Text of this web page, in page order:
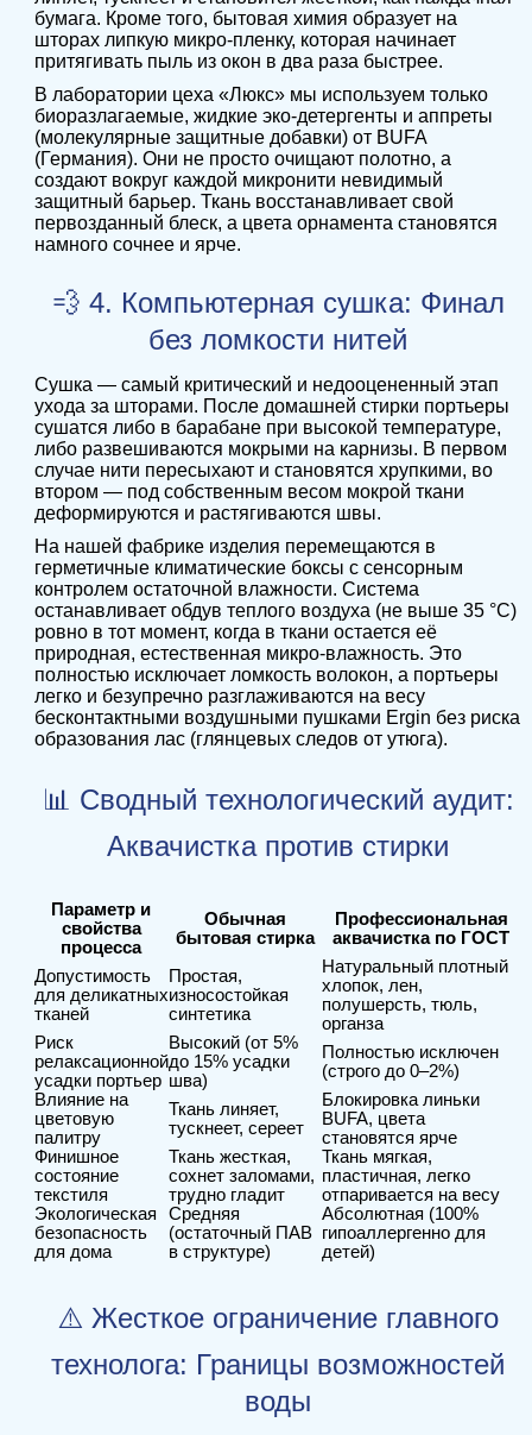
бумага. Кроме того, бытовая химия образует на
шторах липкую микро-пленку, которая начинает
притягивать пыль из окон в два раза быстрее.
В лаборатории цеха «Люкс» мы используем только
биоразлагаемые, жидкие эко-детергенты и аппреты
(молекулярные защитные добавки) от BUFA
(Германия). Они не просто очищают полотно, а
создают вокруг каждой микронити невидимый
защитный барьер. Ткань восстанавливает свой
первозданный блеск, а цвета орнамента становятся
намного сочнее и ярче.
💨 4. Компьютерная сушка: Финал
без ломкости нитей
Сушка — самый критический и недооцененный этап
ухода за шторами. После домашней стирки портьеры
сушатся либо в барабане при высокой температуре,
либо развешиваются мокрыми на карнизы. В первом
случае нити пересыхают и становятся хрупкими, во
втором — под собственным весом мокрой ткани
деформируются и растягиваются швы.
На нашей фабрике изделия перемещаются в
герметичные климатические боксы с сенсорным
контролем остаточной влажности. Система
останавливает обдув теплого воздуха (не выше 35 °C)
ровно в тот момент, когда в ткани остается её
природная, естественная микро-влажность. Это
полностью исключает ломкость волокон, а портьеры
легко и безупречно разглаживаются на весу
бесконтактными воздушными пушками Ergin без риска
образования лас (глянцевых следов от утюга).
📊 Сводный технологический аудит:
Аквачистка против стирки
Параметр и
свойства
процесса
Обычная
бытовая стирка
Профессиональная
аквачистка по ГОСТ
Допустимость
для деликатных
тканей
Простая,
износостойкая
синтетика
Натуральный плотный
хлопок, лен,
полушерсть, тюль,
органза
Риск
релаксационной
усадки портьер
Высокий (от 5%
до 15% усадки
шва)
Полностью исключен
(строго до 0–2%)
Влияние на
цветовую
палитру
Ткань линяет,
тускнеет, сереет
Блокировка линьки
BUFA, цвета
становятся ярче
Финишное
состояние
текстиля
Ткань жесткая,
сохнет заломами,
трудно гладит
Ткань мягкая,
пластичная, легко
отпаривается на весу
Экологическая
безопасность
для дома
Средняя
(остаточный ПАВ
в структуре)
Абсолютная (100%
гипоаллергенно для
детей)
⚠️ Жесткое ограничение главного
технолога: Границы возможностей
воды